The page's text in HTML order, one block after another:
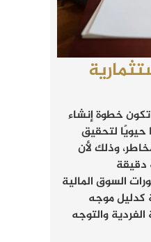
تكون خطوة إنشاء
حيويًا لتحقيق
وذلك لأن
دقيقة
السوق المالية
كدليل موجه
والتوجه